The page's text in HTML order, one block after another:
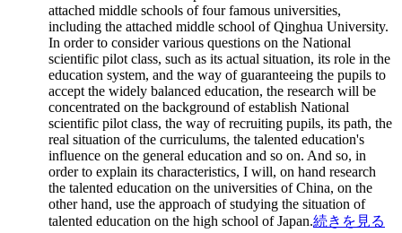
attached middle schools of four famous universities,
including the attached middle school of Qinghua University.
In order to consider various questions on the National
scientific pilot class, such as its actual situation, its role in the
education system, and the way of guaranteeing the pupils to
accept the widely balanced education, the research will be
concentrated on the background of establish National
scientific pilot class, the way of recruiting pupils, its path, the
real situation of the curriculums, the talented education's
influence on the general education and so on. And so, in
order to explain its characteristics, I will, on hand research
the talented education on the universities of China, on the
other hand, use the approach of studying the situation of
talented education on the high school of Japan.続きを見る